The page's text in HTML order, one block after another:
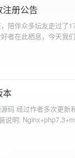
a></p> <p>图片文件名:
册公告
陪伴众多坛友走过了
者在此栖息，今天我
社区的总版规，以便
本
码 经过作者多次更新
说明: